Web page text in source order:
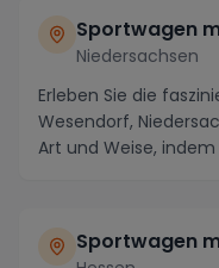
Sportwagen
Niedersachsen
Erleben Sie die
Wesendorf,
Art und Weise,
Sportwagen